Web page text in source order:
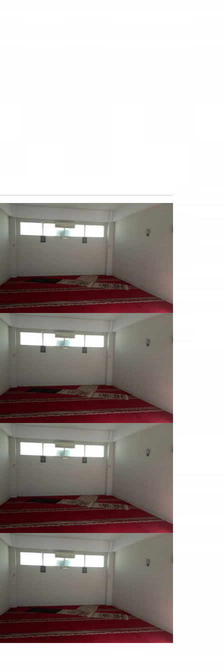
LAPANGAN OLAHRAGA SEMI INDOOR
VIEW LARGE
TOILET
VIEW LARGE
MUSHOLLA
VIEW LARGE
LAB BAHASA
VIEW LARGE